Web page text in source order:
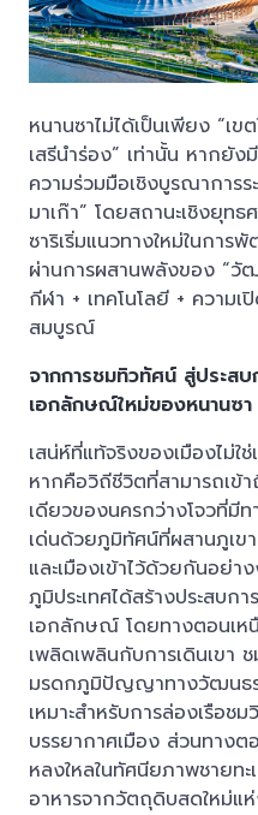
หนานซาไม่ได้เป็นเพียง “เข
เสรีนำร่อง” เท่านั้น หากยัง
ความร่วมมือเชิงบูรณาการ
มาเก๊า” โดยสถานะเชิงยุทธ
ซาริเริ่มแนวทางใหม่ในกา
ผ่านการผสานพลังของ “วั
กีฬา + เทคโนโลยี + ความ
สมบูรณ์
จากการชมทิวทัศน์ สู่ประส
เอกลักษณ์ใหม่ของหนานซา
เสน่ห์ที่แท้จริงของเมืองไม่
หากคือวิถีชีวิตที่สามารถเข้
เดียวของนครกว่างโจวที่มี
เด่นด้วยภูมิทัศน์ที่ผสานภูเข
และเมืองเข้าไว้ด้วยกันอย่
ภูมิประเทศได้สร้างประสบก
เอกลักษณ์ โดยทางตอนเห
เพลิดเพลินกับการเดินเขา
มรดกภูมิปัญญาทางวัฒนธร
เหมาะสำหรับการล่องเรือช
บรรยากาศเมือง ส่วนทางต
หลงใหลในทัศนียภาพชายท
อาหารจากวัตถุดิบสดใหม่แ